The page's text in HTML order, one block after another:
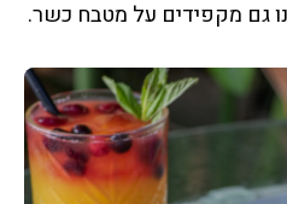
גם מקפידים על מטבח כשר.